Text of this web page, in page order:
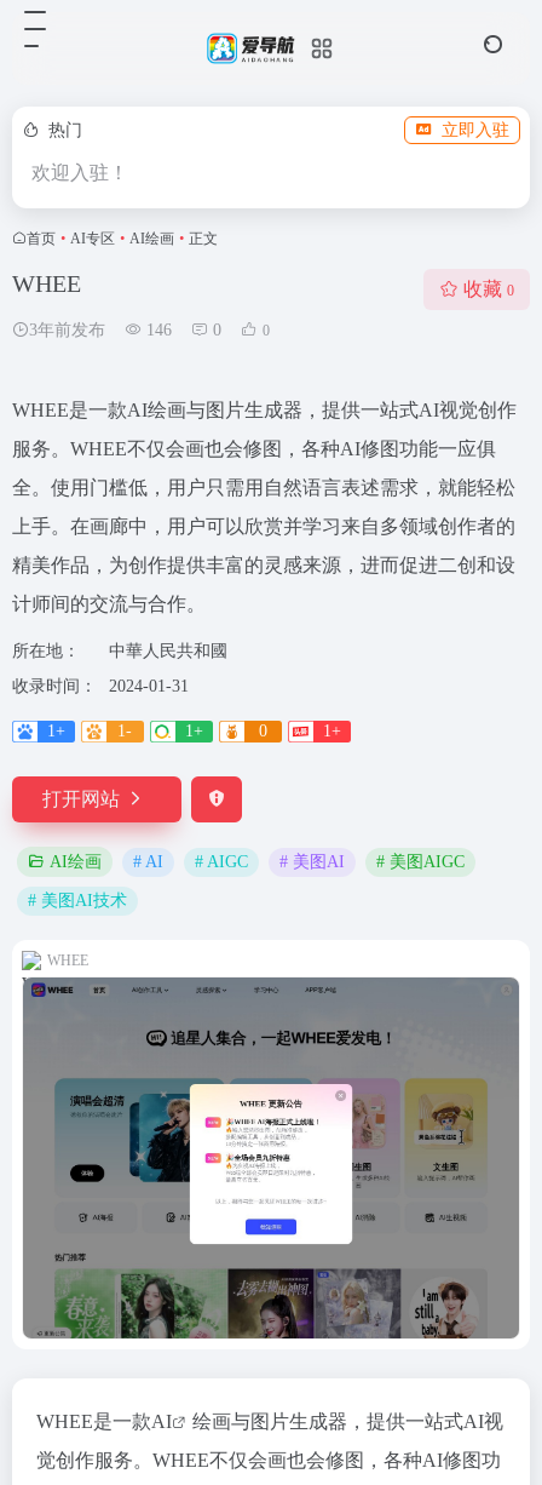
热门 立即入驻
欢迎入驻！
首页 • AI专区 • AI绘画 • 正文
WHEE
3年前发布 146 0 0
收藏 0
WHEE是一款AI绘画与图片生成器，提供一站式AI视觉创作
服务。WHEE不仅会画也会修图，各种AI修图功能一应俱
全。使用门槛低，用户只需用自然语言表述需求，就能轻松
上手。在画廊中，用户可以欣赏并学习来自多领域创作者的
精美作品，为创作提供丰富的灵感来源，进而促进二创和设
计师间的交流与合作。
所在地：
中華人民共和國
收录时间：
2024-01-31
1+ 1- 1+ 0 1+
打开网站
AI绘画 # AI # AIGC # 美图AI # 美图AIGC
# 美图AI技术
WHEE
WHEE是一款AI
绘画与图片生成器，提供一站式AI视
觉创作服务。WHEE不仅会画也会修图，各种AI修图功